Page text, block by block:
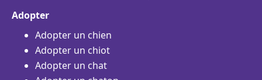
Adopter
Adopter un chien
Adopter un chiot
Adopter un chat